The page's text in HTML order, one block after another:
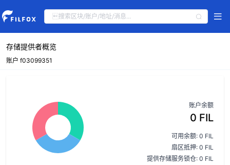
存储提供者概览
账户 f03099351
账户余额
0 FIL
可用余额: 0 FIL
扇区抵押: 0 FIL
提供存储服务锁仓: 0 FIL